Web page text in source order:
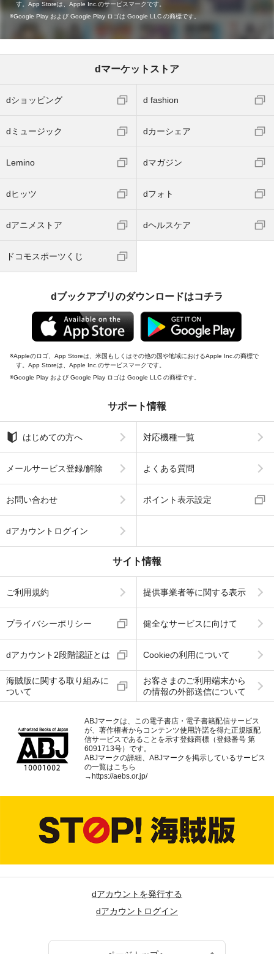
す。App Storeは、Apple Inc.のサービスマークです。
Google Play および Google Play ロゴは Google LLC の商標です。
dマーケットストア
dショッピング d fashion
dミュージック dカーシェア
Lemino dマガジン
dヒッツ dフォト
dアニメストア dヘルスケア
ドコモスポーツくじ
dブックアプリのダウンロードはコチラ
Appleのロゴ、App Storeは、米国もしくはその他の国や地域におけるApple Inc.の商標で
す。App Storeは、Apple Inc.のサービスマークです。
Google Play および Google Play ロゴは Google LLC の商標です。
サポート情報
はじめての方へ 対応機種一覧
メールサービス登録/解除 よくある質問
お問い合わせ ポイント表示設定
dアカウントログイン
サイト情報
ご利用規約 提供事業者等に関する表示
プライバシーポリシー 健全なサービスに向けて
dアカウント2段階認証とは Cookieの利用について
海賊版に関する取り組みに
ついて
お客さまのご利用端末から
の情報の外部送信について
ABJマークは、この電子書店・電子書籍配信サービス
が、著作権者からコンテンツ使用許諾を得た正規版配
信サービスであることを示す登録商標（登録番号 第
6091713号）です。
ABJマークの詳細、ABJマークを掲示しているサービス
の一覧はこちら
→ https://aebs.or.jp/
dアカウントを発行する
dアカウントログイン